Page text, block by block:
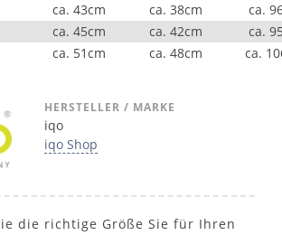
ca. 43cm ca. 38cm
ca.
ca. 45cm ca. 42cm
ca.
ca. 51cm ca. 48cm ca.
HERSTELLER / MARKE
iqo
iqo Shop
die richtige Größe Sie für Ihren